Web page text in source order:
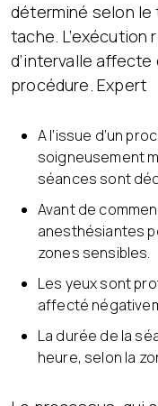
déterminé selon le
tache. L’exécution
d’intervalle
procédure. Expert
A l’issue d’un
soigneusement
séances sont
Avant de
anesthésiantes
zones sensibles.
Les yeux sont
affecté
La durée de la
heure, selon la